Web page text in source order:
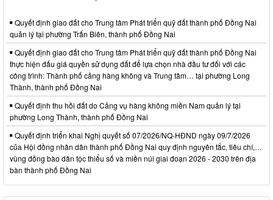
Quyết định giao đất cho Trung tâm Phát triển quỹ đất thành phố Đồng Nai
quản lý tại phường Trấn Biên, thành phố Đồng Nai
Quyết định giao đất cho Trung tâm Phát triển quỹ đất thành phố Đồng Nai
thực hiện đấu giá quyền sử dụng đất để lựa chọn nhà đầu tư đối với các
công trình: Thành phố cảng hàng không và Trung tâm… tại phường Long
Thành, thành phố Đồng Nai
Quyết định thu hồi đất do Cảng vụ hàng không miền Nam quản lý tại
phường Long Thành, thành phố Đồng Nai
Quyết định triển khai Nghị quyết số 07/2026/NQ-HĐND ngày 09/7/2026
của Hội đồng nhân dân thành phố Đồng Nai quy định nguyên tắc, tiêu chí,…
vùng đồng bào dân tộc thiểu số và miền núi giai đoạn 2026 - 2030 trên địa
bàn thành phố Đồng Nai